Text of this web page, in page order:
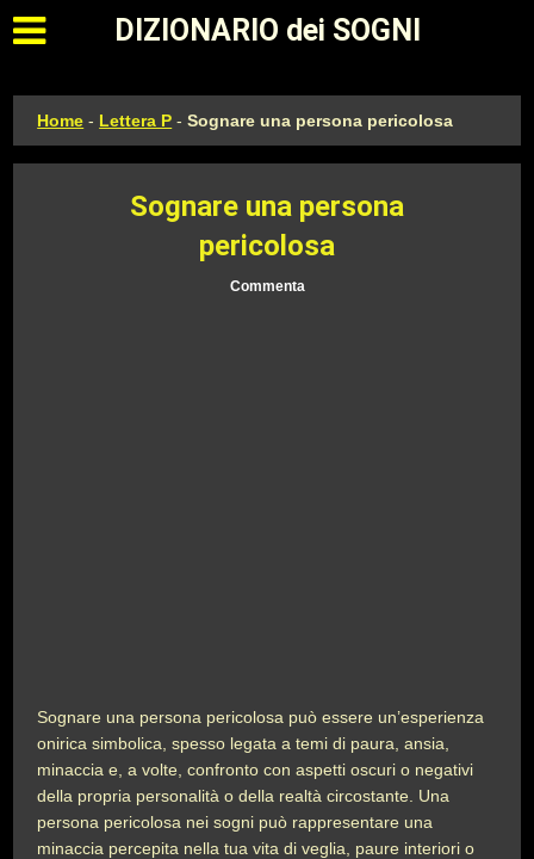
Apri il menu principale
DIZIONARIO dei SOGNI
Home - Lettera P -Sognare una persona pericolosa
Sognare una persona
pericolosa
Commenta
Sognare una persona pericolosa può essere un’esperienza
onirica simbolica, spesso legata a temi di paura, ansia,
minaccia e, a volte, confronto con aspetti oscuri o negativi
della propria personalità o della realtà circostante. Una
persona pericolosa nei sogni può rappresentare una
minaccia percepita nella tua vita di veglia, paure interiori o